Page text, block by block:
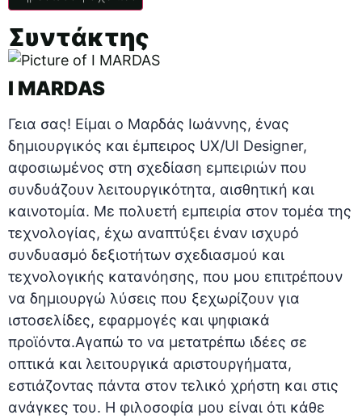
Συντάκτης
I MARDAS
Γεια σας! Είμαι ο Μαρδάς Ιωάννης, ένας
δημιουργικός και έμπειρος UX/UI Designer,
αφοσιωμένος στη σχεδίαση εμπειριών που
συνδυάζουν λειτουργικότητα, αισθητική και
καινοτομία. Με πολυετή εμπειρία στον τομέα της
τεχνολογίας, έχω αναπτύξει έναν ισχυρό
συνδυασμό δεξιοτήτων σχεδιασμού και
τεχνολογικής κατανόησης, που μου επιτρέπουν
να δημιουργώ λύσεις που ξεχωρίζουν για
ιστοσελίδες, εφαρμογές και ψηφιακά
προϊόντα.Αγαπώ το να μετατρέπω ιδέες σε
οπτικά και λειτουργικά αριστουργήματα,
εστιάζοντας πάντα στον τελικό χρήστη και στις
ανάγκες του. Η φιλοσοφία μου είναι ότι κάθε